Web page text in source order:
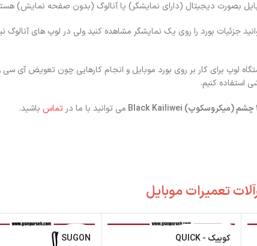
بصورت دیجیتال (دارای نمایشگر) یا آنالوگ (بدون صفحه نمایش)
جزئیات بورد را روی یک نمایشگر مشاهده کنید ولی در لوپ های آنالوگ
لوپ برای کار بر روی بورد موبایل و انجام کارهایی چون تعویض آی
استفاده کنیم.
می توانید با ما درتماس باشید.
تعمیرات موبایل
کوییک - QUICK SUGON